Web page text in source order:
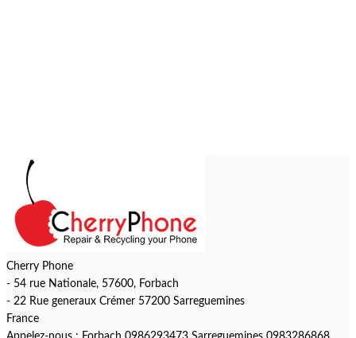
Cherry Phone
- 54 rue Nationale, 57600, Forbach
- 22 Rue generaux Crémer 57200 Sarreguemines
France